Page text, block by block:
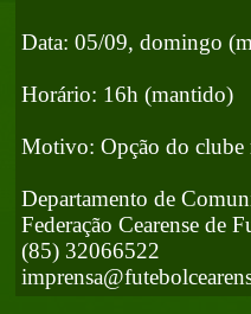
Data: 05/09, domingo
Horário: 16h (mantido)
Motivo: Opção do clube
Departamento de
Federação Cearense de
(85) 32066522